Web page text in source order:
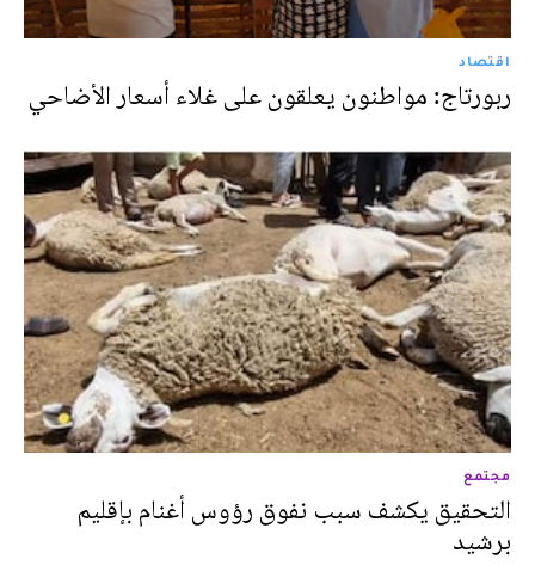
اقتصاد
ربورتاج: مواطنون يعلقون على غلاء أسعار الأضاحي
مجتمع
التحقيق يكشف سبب نفوق رؤوس أغنام بإقليم
برشيد